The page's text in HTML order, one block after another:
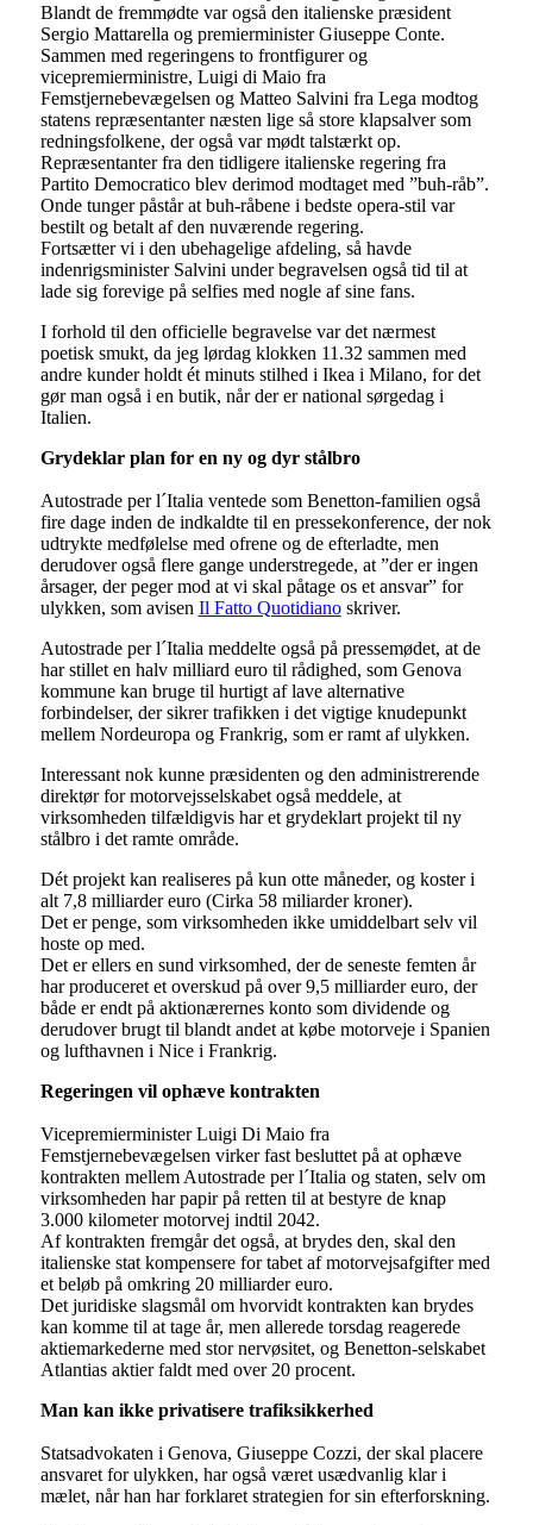
Blandt de fremmødte var også den italienske præsident
Sergio Mattarella og premierminister Giuseppe Conte.
Sammen med regeringens to frontfigurer og
vicepremierministre, Luigi di Maio fra
Femstjernebevægelsen og Matteo Salvini fra Lega modtog
statens repræsentanter næsten lige så store klapsalver som
redningsfolkene, der også var mødt talstærkt op.
Repræsentanter fra den tidligere italienske regering fra
Partito Democratico blev derimod modtaget med ”buh-råb”.
Onde tunger påstår at buh-råbene i bedste opera-stil var
bestilt og betalt af den nuværende regering.
Fortsætter vi i den ubehagelige afdeling, så havde
indenrigsminister Salvini under begravelsen også tid til at
lade sig forevige på selfies med nogle af sine fans.
I forhold til den officielle begravelse var det nærmest
poetisk smukt, da jeg lørdag klokken 11.32 sammen med
andre kunder holdt ét minuts stilhed i Ikea i Milano, for det
gør man også i en butik, når der er national sørgedag i
Italien.
Grydeklar plan for en ny og dyr stålbro
Autostrade per l´Italia ventede som Benetton-familien også
fire dage inden de indkaldte til en pressekonference, der nok
udtrykte medfølelse med ofrene og de efterladte, men
derudover også flere gange understregede, at ”der er ingen
årsager, der peger mod at vi skal påtage os et ansvar” for
ulykken, som avisen Il Fatto Quotidianoskriver.
Autostrade per l´Italia meddelte også på pressemødet, at de
har stillet en halv milliard euro til rådighed, som Genova
kommune kan bruge til hurtigt af lave alternative
forbindelser, der sikrer trafikken i det vigtige knudepunkt
mellem Nordeuropa og Frankrig, som er ramt af ulykken.
Interessant nok kunne præsidenten og den administrerende
direktør for motorvejsselskabet også meddele, at
virksomheden tilfældigvis har et grydeklart projekt til ny
stålbro i det ramte område.
Dét projekt kan realiseres på kun otte måneder, og koster i
alt 7,8 milliarder euro (Cirka 58 miliarder kroner).
Det er penge, som virksomheden ikke umiddelbart selv vil
hoste op med.
Det er ellers en sund virksomhed, der de seneste femten år
har produceret et overskud på over 9,5 milliarder euro, der
både er endt på aktionærernes konto som dividende og
derudover brugt til blandt andet at købe motorveje i Spanien
og lufthavnen i Nice i Frankrig.
Regeringen vil ophæve kontrakten
Vicepremierminister Luigi Di Maio fra
Femstjernebevægelsen virker fast besluttet på at ophæve
kontrakten mellem Autostrade per l´Italia og staten, selv om
virksomheden har papir på retten til at bestyre de knap
3.000 kilometer motorvej indtil 2042.
Af kontrakten fremgår det også, at brydes den, skal den
italienske stat kompensere for tabet af motorvejsafgifter med
et beløb på omkring 20 milliarder euro.
Det juridiske slagsmål om hvorvidt kontrakten kan brydes
kan komme til at tage år, men allerede torsdag reagerede
aktiemarkederne med stor nervøsitet, og Benetton-selskabet
Atlantias aktier faldt med over 20 procent.
Man kan ikke privatisere trafiksikkerhed
Statsadvokaten i Genova, Giuseppe Cozzi, der skal placere
ansvaret for ulykken, har også været usædvanlig klar i
mælet, når han har forklaret strategien for sin efterforskning.